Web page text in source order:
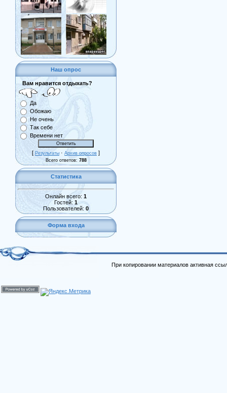
Наш опрос
Вам нравится отдыхать?
Да
Обожаю
Не очень
Так себе
Времени нет
[ Результаты · Архив опросов ]
Всего ответов: 788
Статистика
Онлайн всего: 1
Гостей: 1
Пользователей: 0
Форма входа
При копировании материалов активная